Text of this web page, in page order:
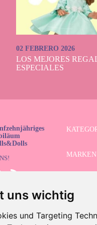
uns wichtig
und Targeting
02 FEBRERO 2026
LOS MEJORES
ESPECIALES
MARKEN